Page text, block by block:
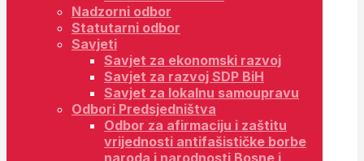
Nadzorni odbor
Statutarni odbor
Savjeti
Savjet za ekonomski razvoj
Savjet za razvoj SDP BiH
Savjet za lokalnu samoupravu
Odbori Predsjedništva
Odbor za afirmaciju i zaštitu
vrijednosti antifašističke borbe
naroda i narodnosti Bosne i